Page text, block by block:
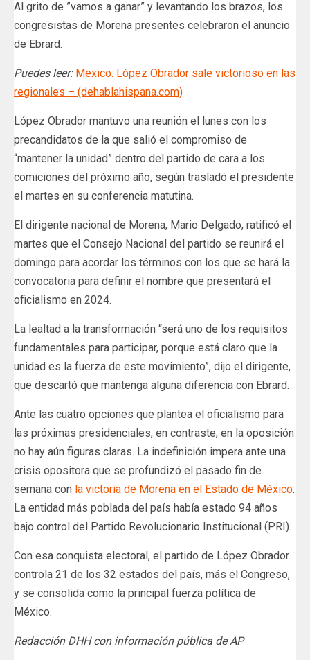
Al grito de ”vamos a ganar” y levantando los brazos, los
congresistas de Morena presentes celebraron el anuncio
de Ebrard.
Puedes leer: Mexico: López Obrador sale victorioso en las
regionales – (dehablahispana.com)
López Obrador mantuvo una reunión el lunes con los
precandidatos de la que salió el compromiso de
“mantener la unidad” dentro del partido de cara a los
comiciones del próximo año, según trasladó el presidente
el martes en su conferencia matutina.
El dirigente nacional de Morena, Mario Delgado, ratificó el
martes que el Consejo Nacional del partido se reunirá el
domingo para acordar los términos con los que se hará la
convocatoria para definir el nombre que presentará el
oficialismo en 2024.
La lealtad a la transformación “será uno de los requisitos
fundamentales para participar, porque está claro que la
unidad es la fuerza de este movimiento”, dijo el dirigente,
que descartó que mantenga alguna diferencia con Ebrard.
Ante las cuatro opciones que plantea el oficialismo para
las próximas presidenciales, en contraste, en la oposición
no hay aún figuras claras. La indefinición impera ante una
crisis opositora que se profundizó el pasado fin de
semana con la victoria de Morena en el Estado de México.
La entidad más poblada del país había estado 94 años
bajo control del Partido Revolucionario Institucional (PRI).
Con esa conquista electoral, el partido de López Obrador
controla 21 de los 32 estados del país, más el Congreso,
y se consolida como la principal fuerza política de
México.
Redacción DHH con información pública de AP